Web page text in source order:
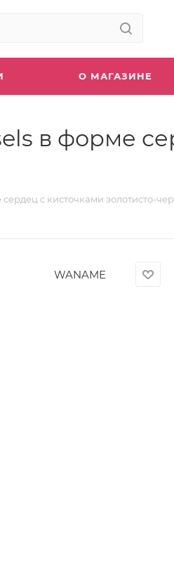
О МАГАЗИНЕ
в форме
с кисточками золотисто-
WANAME